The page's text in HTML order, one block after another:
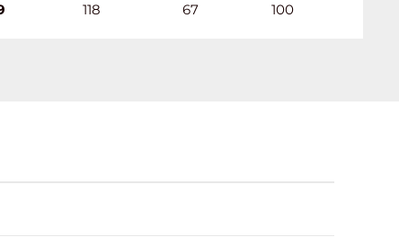
118 67 100